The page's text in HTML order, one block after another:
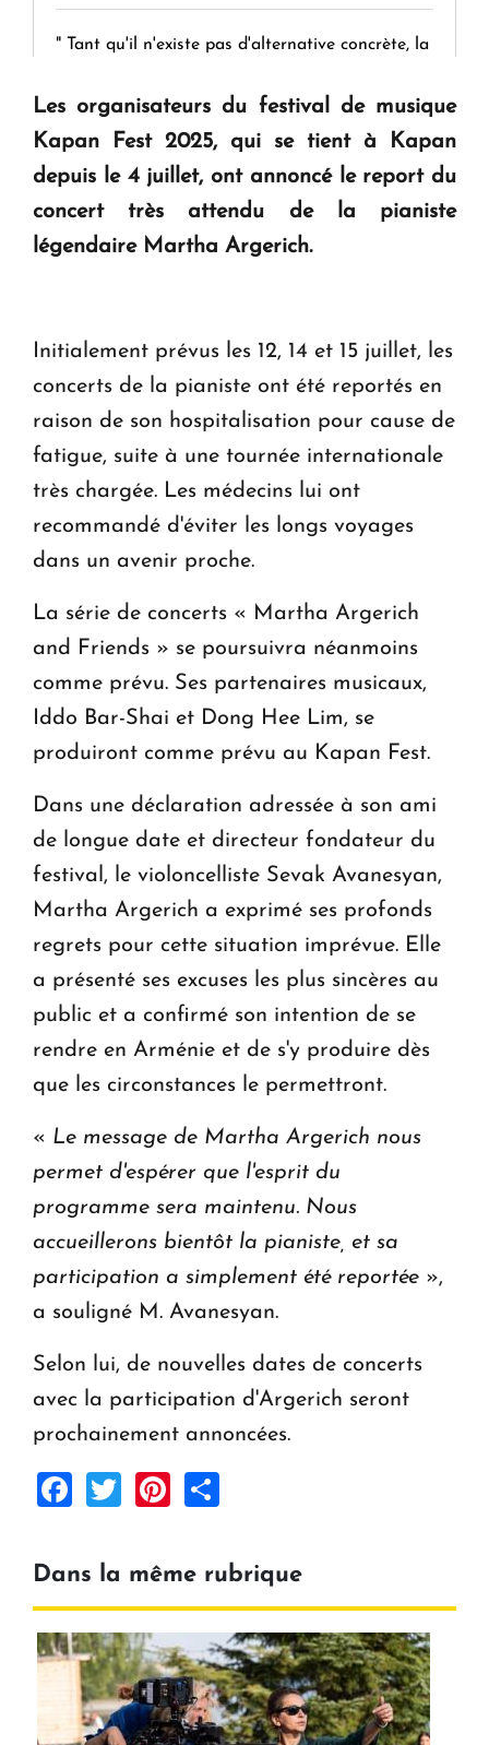
" Tant qu'il n'existe pas d'alternative concrète, la
KASA : 30 ans d'audace, de résilience et d'avenir
en Arménie
Le premier hôtel Hyatt Regency d'Arménie
Les organisateurs du festival de musique
Kapan Fest 2025, qui se tient à Kapan
depuis le 4 juillet, ont annoncé le report du
concert très attendu de la pianiste
légendaire Martha Argerich.
Initialement prévus les 12, 14 et 15 juillet, les
concerts de la pianiste ont été reportés en
raison de son hospitalisation pour cause de
fatigue, suite à une tournée internationale
très chargée. Les médecins lui ont
recommandé d'éviter les longs voyages
dans un avenir proche.
La série de concerts « Martha Argerich
and Friends » se poursuivra néanmoins
comme prévu. Ses partenaires musicaux,
Iddo Bar-Shai et Dong Hee Lim, se
produiront comme prévu au Kapan Fest.
Dans une déclaration adressée à son ami
de longue date et directeur fondateur du
festival, le violoncelliste Sevak Avanesyan,
Martha Argerich a exprimé ses profonds
regrets pour cette situation imprévue. Elle
a présenté ses excuses les plus sincères au
public et a confirmé son intention de se
rendre en Arménie et de s'y produire dès
que les circonstances le permettront.
« Le message de Martha Argerich nous
permet d'espérer que l'esprit du
programme sera maintenu. Nous
accueillerons bientôt la pianiste, et sa
participation a simplement été reportée »,
a souligné M. Avanesyan.
Selon lui, de nouvelles dates de concerts
avec la participation d'Argerich seront
prochainement annoncées.
Facebook
TwitterPinterest
Dans la même rubrique